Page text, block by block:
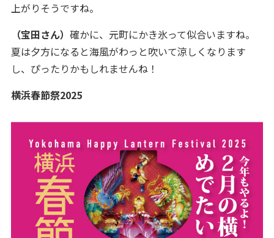
上がりそうですね。
（宝田さん） 確かに、元町にかき氷って似合いますね。
夏は夕方になると海風がわっと吹いて涼しくなります
し、ぴったりかもしれませんね！
横浜春節祭2025